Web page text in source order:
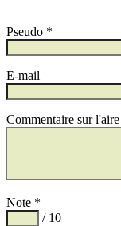
Pseudo *
E-mail
Commentaire sur
Note *
/ 10